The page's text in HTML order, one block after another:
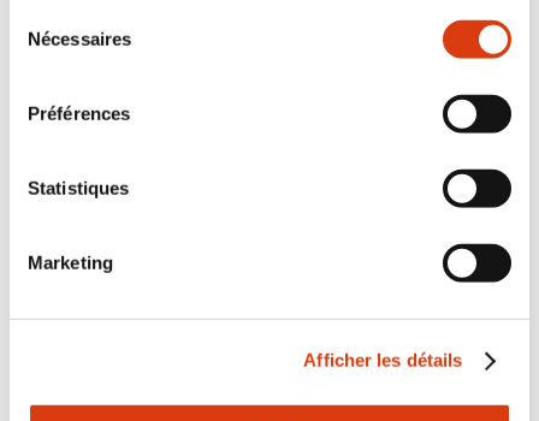
Nécessaires
Préférences
Statistiques
Marketing
Afficher les détails